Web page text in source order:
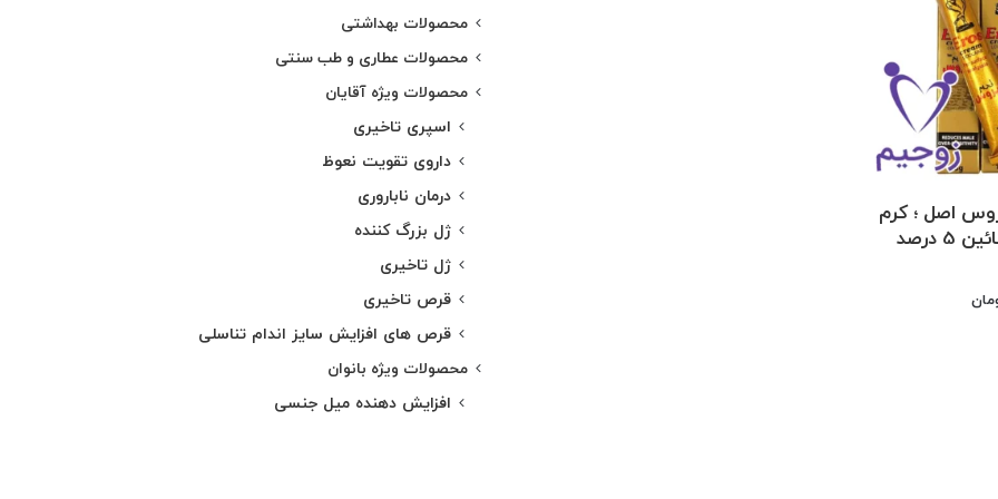
اصل ؛ کرم
درصد
محصولات بهداشتی
محصولات عطاری و طب سنتی
محصولات ویژه آقایان
اسپری تاخیری
داروی تقویت نعوظ
درمان ناباروری
ژل بزرگ کننده
ژل تاخیری
قرص تاخیری
قرص های افزایش سایز اندام تناسلی
محصولات ویژه بانوان
افزایش دهنده میل جنسی